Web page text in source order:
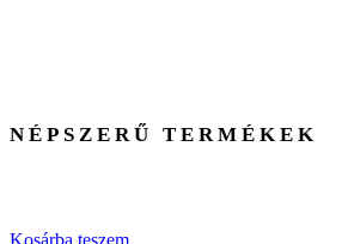
NÉPSZERŰ TERMÉKEK
Kosárba teszem